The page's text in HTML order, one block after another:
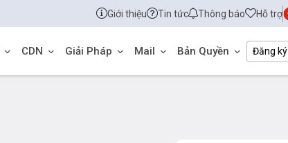
Giới thiệu Tin tức Thông báo Hỗ trợ
CDN Giải Pháp Mail Bản Quyền Đăng ký